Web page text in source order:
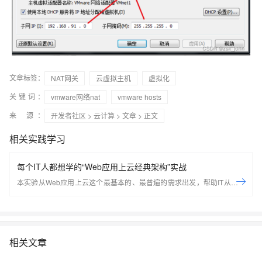
文章标签： NAT网关 云虚拟主机
虚拟化
关键词：
vmware网络nat
vmware hosts
来 源：
开发者社区 > 云计算 > 文章 > 正文
相关实践学习
每个IT人都想学的“Web应用上云经典架构”实战
本实验从Web应用上云这个最基本的、最普遍的需求出发，帮助IT从业者
相关文章